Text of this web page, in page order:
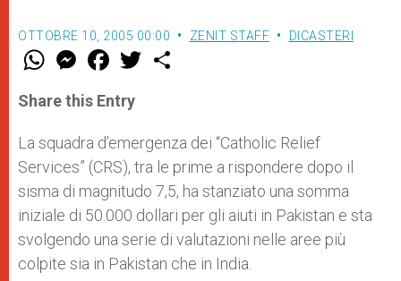
OTTOBRE 10, 2005 00:00 ZENIT STAFF DICASTERI
W
t
s
p
p
M
e
s
e
g
e
r
F
a
e
b
o
k
w
r
Share this Entry
La squadra d’emergenza dei “Catholic Relief
Services” (CRS), tra le prime a rispondere dopo il
sisma di magnitudo 7,5, ha stanziato una somma
iniziale di 50.000 dollari per gli aiuti in Pakistan e sta
svolgendo una serie di valutazioni nelle aree più
colpite sia in Pakistan che in India.